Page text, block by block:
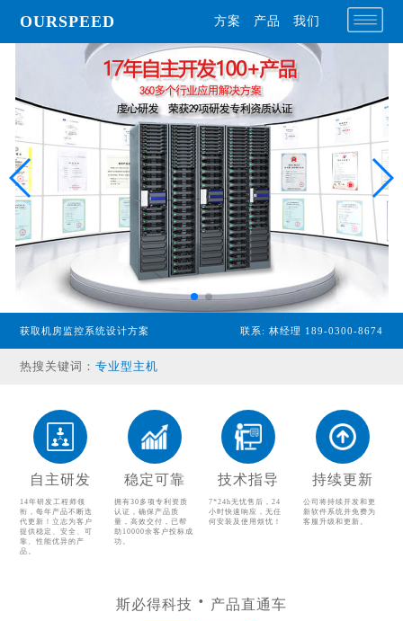
OURSPEED 方案 产品 我们
获取机房监控系统设计方案 联系: 林经理 189-0300-8674
热搜关键词：专业型主机
漏水检测设备
温湿度传感器
配电监控设备
气体监控设备
其他配件产品
自主研发
14年研发工程师领
衔，每年产品不断迭
代更新！立志为客户
提供稳定、安全、可
靠、性能优异的产
品。
稳定可靠
拥有30多项专利资质
认证，确保产品质
量，高效交付，已帮
助10000余客户投标成
功。
技术指导
7*24h无忧售后，24
小时快速响应，无任
何安装及使用烦忧！
持续更新
公司将持续开发和更
新软件系统并免费为
客服升级和更新。
斯必得科技 产品直通车